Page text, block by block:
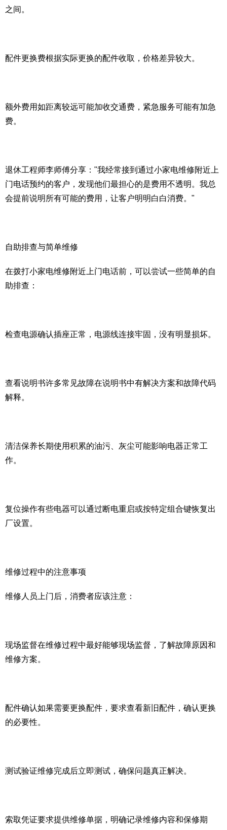
之间。
配件更换费根据实际更换的配件收取，价格差异较大。
额外费用如距离较远可能加收交通费，紧急服务可能有加急
费。
退休工程师李师傅分享："我经常接到通过小家电维修附近上
门电话预约的客户，发现他们最担心的是费用不透明。我总
会提前说明所有可能的费用，让客户明明白白消费。"
自助排查与简单维修
在拨打小家电维修附近上门电话前，可以尝试一些简单的自
助排查：
检查电源确认插座正常，电源线连接牢固，没有明显损坏。
查看说明书许多常见故障在说明书中有解决方案和故障代码
解释。
清洁保养长期使用积累的油污、灰尘可能影响电器正常工
作。
复位操作有些电器可以通过断电重启或按特定组合键恢复出
厂设置。
维修过程中的注意事项
维修人员上门后，消费者应该注意：
现场监督在维修过程中最好能够现场监督，了解故障原因和
维修方案。
配件确认如果需要更换配件，要求查看新旧配件，确认更换
的必要性。
测试验证维修完成后立即测试，确保问题真正解决。
索取凭证要求提供维修单据，明确记录维修内容和保修期